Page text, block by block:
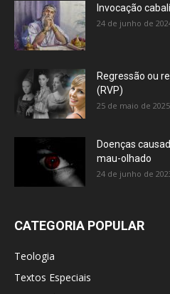
Invocação
24 de junho de
Regressão ou
(RVP)
25 de maio de 2025
Doenças
mau-olhado
24 de junho de
CATEGORIA POPULAR
Teologia
Textos Especiais